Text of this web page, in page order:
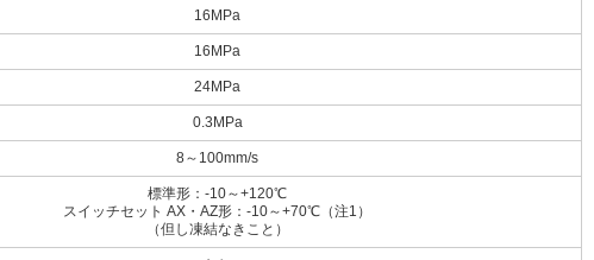
16MPa
16MPa
24MPa
0.3MPa
8～100mm/s
標準形：-10～+120℃
スイッチセット AX・AZ形：-10～+70℃（注1）
（但し凍結なきこと）